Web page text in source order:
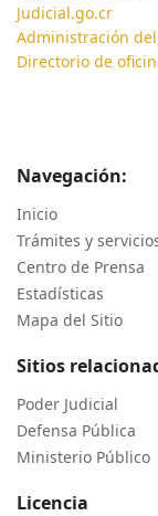
Judicial.go.cr
Administración
Directorio de
Navegación:
Inicio
Trámites y
Centro de Prensa
Estadísticas
Mapa del Sitio
Sitios
Poder Judicial
Defensa Pública
Ministerio Público
Licencia